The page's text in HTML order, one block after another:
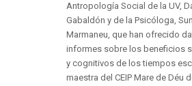
Antropología Social de la UV,
Gabaldón y de la Psicóloga,
Marmaneu, que han ofrecido
informes sobre los beneficios
y cognitivos de los tiempos
maestra del CEIP Mare de Déu